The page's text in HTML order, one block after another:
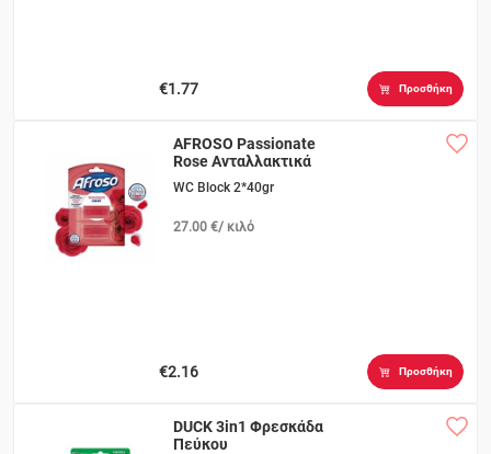
€1.77 Προσθήκη
AFROSO Passionate
Rose Ανταλλακτικά
WC Block 2*40gr
27.00 €/ κιλό
€2.16 Προσθήκη
DUCK 3in1 Φρεσκάδα
Πεύκου